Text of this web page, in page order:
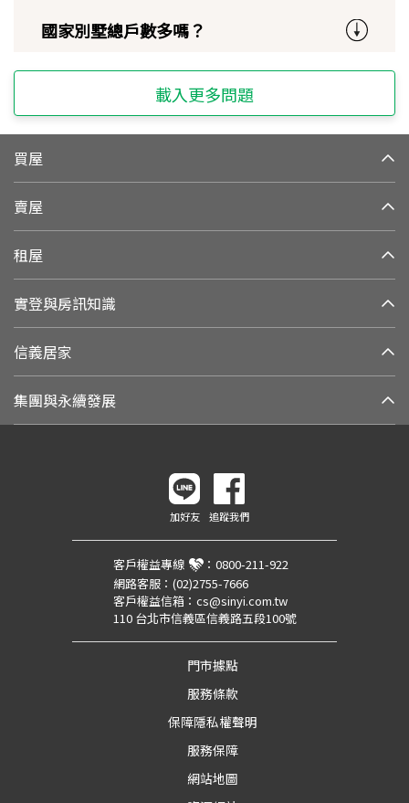
國家別墅總戶數多嗎？
載入更多問題
買屋
賣屋
租屋
實登與房訊知識
信義居家
集團與永續發展
加好友 追蹤我們
客戶權益專線 ： 0800-211-922
網路客服： (02)2755-7666
客戶權益信箱： cs@sinyi.com.tw
110 台北市信義區信義路五段100號
門市據點
服務條款
保障隱私權聲明
服務保障
網站地圖